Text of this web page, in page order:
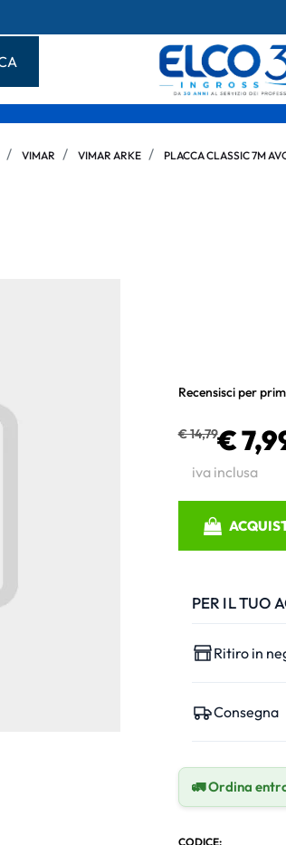
VIMAR VIMAR ARKE PLACCA CLASSIC 7M
Recensisci per
€ 14,79€
iva inclusa
PER IL TUO
Ritiro in
Consegna
🚛 Ordina
CODICE: